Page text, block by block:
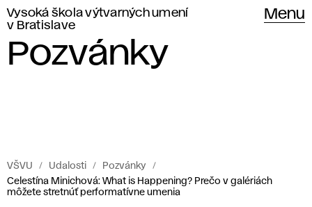
Vysoká škola výtvarných umení
v Bratislave
Menu
Pozvánky
VŠVU Udalosti
Pozvánky
Celestína Minichová: What is Happening? Prečo v galériách
môžete stretnúť performatívne umenia